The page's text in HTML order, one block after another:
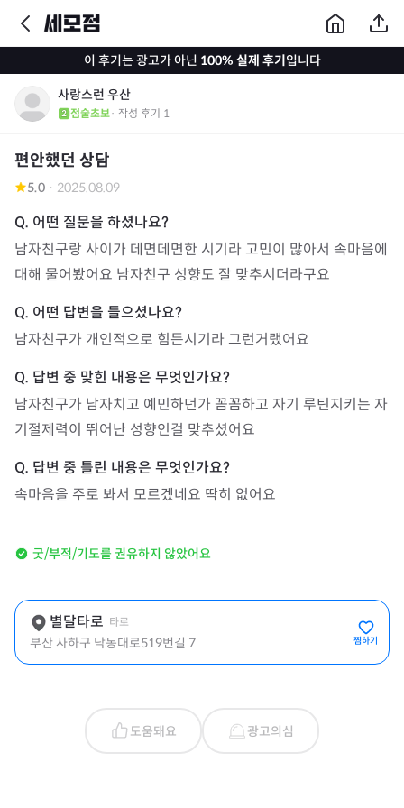
이 후기는 광고가 아닌 100% 실제 후기입니다
사랑스런 우산
점술초보· 작성 후기 1
편안했던 상담
5.0 · 2025.08.09
남자친구랑 사이가 데면데면한 시기라 고민이 많아서 속마음에
대해 물어봤어요 남자친구 성향도 잘 맞추시더라구요
남자친구가 개인적으로 힘든시기라 그런거랬어요
남자친구가 남자치고 예민하던가 꼼꼼하고 자기 루틴지키는 자
기절제력이 뛰어난 성향인걸 맞추셨어요
속마음을 주로 봐서 모르겠네요 딱히 없어요
굿/부적/기도를 권유하지 않았어요
별달타로 타로
부산 사하구 낙동대로519번길 7 찜하기
도움돼요 광고의심